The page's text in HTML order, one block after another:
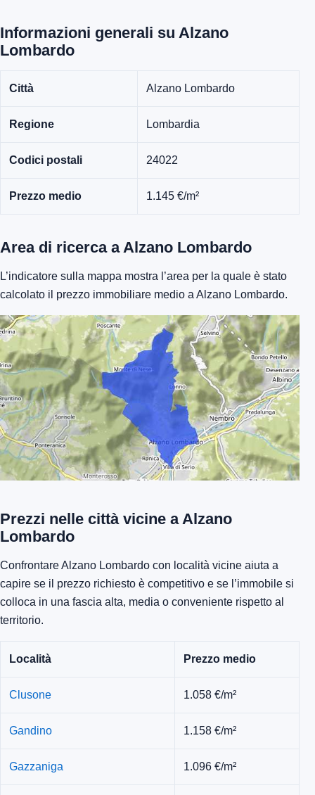
Informazioni generali su Alzano
Lombardo
Città Alzano Lombardo
Regione Lombardia
Codici postali 24022
Prezzo medio 1.145 €/m²
Area di ricerca a Alzano Lombardo
L’indicatore sulla mappa mostra l’area per la quale è stato
calcolato il prezzo immobiliare medio a Alzano Lombardo.
Prezzi nelle città vicine a Alzano
Lombardo
Confrontare Alzano Lombardo con località vicine aiuta a
capire se il prezzo richiesto è competitivo e se l’immobile si
colloca in una fascia alta, media o conveniente rispetto al
territorio.
Località Prezzo medio
Clusone 1.058 €/m²
Gandino 1.158 €/m²
Gazzaniga 1.096 €/m²